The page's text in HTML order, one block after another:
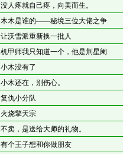
没人疼就自己疼，向美而生。
木木是谁的——秘境三位大佬之争
让沃雪派重新换一批人
机甲师我只知道一个，他是荆星阑
小木没有了
小木还在，别伤心。
复仇小分队
火烧擎天宗
不卖，是送给大师的礼物。
有个王子想和你做朋友